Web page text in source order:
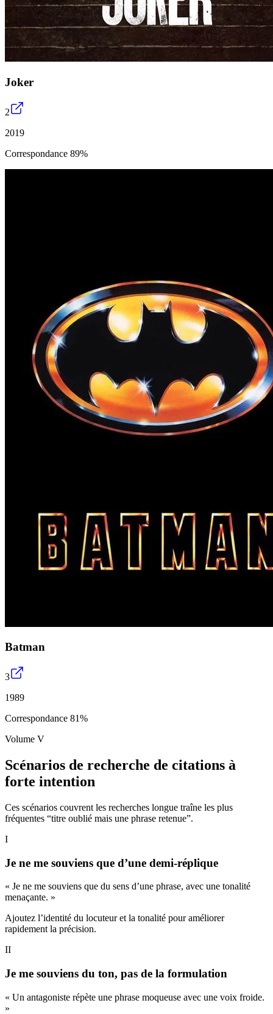
Joker
2
2019
Correspondance 89%
Batman
3
1989
Correspondance 81%
Volume V
Scénarios de recherche de citations à
forte intention
Ces scénarios couvrent les recherches longue traîne les plus
fréquentes “titre oublié mais une phrase retenue”.
I
Je ne me souviens que d’une demi-réplique
« Je ne me souviens que du sens d’une phrase, avec une tonalité
menaçante. »
Ajoutez l’identité du locuteur et la tonalité pour améliorer
rapidement la précision.
II
Je me souviens du ton, pas de la formulation
« Un antagoniste répète une phrase moqueuse avec une voix froide.
»